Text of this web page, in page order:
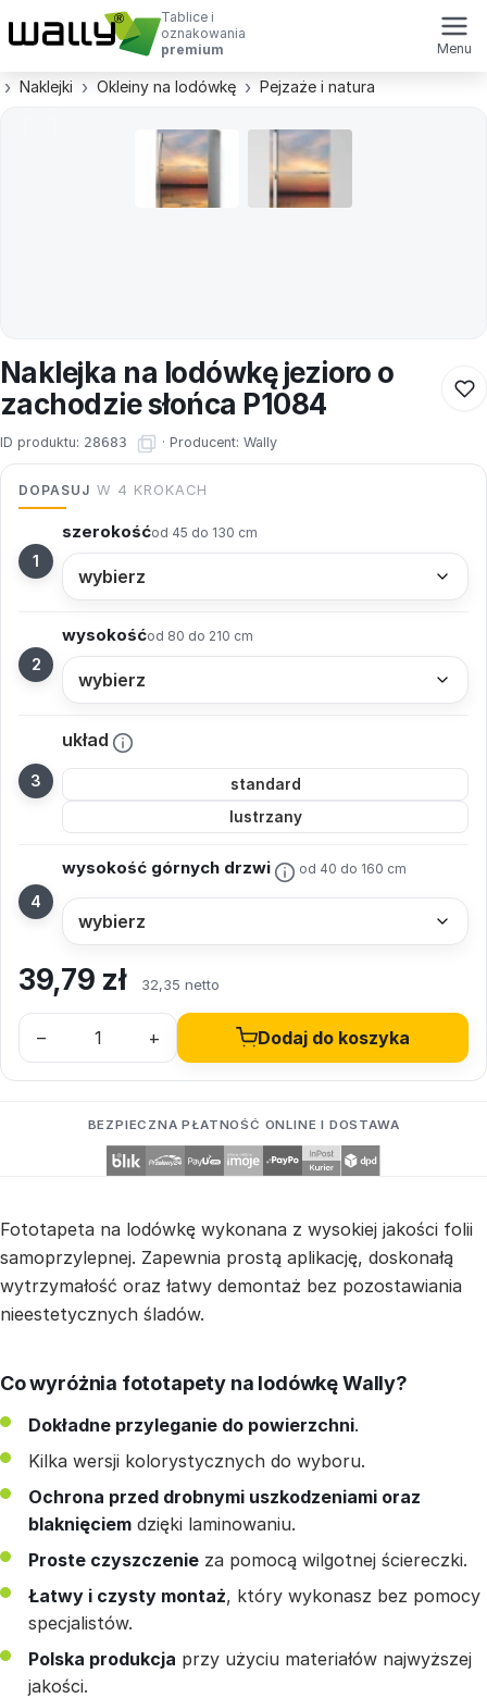
Tablice i
oznakowania
premium
Menu
Naklejki Okleiny na lodówkę Pejzaże i natura
Naklejka na lodówkę jezioro o
zachodzie słońca P1084
ID produktu: 28683 · Producent: Wally
DOPASUJ W 4 KROKACH
szerokośćod 45 do 130 cm
wysokośćod 80 do 210 cm
układ
standard
lustrzany
wysokość górnych drzwi od 40 do 160 cm
39,79 zł 32,35 netto
– + Dodaj do koszyka
BEZPIECZNA PŁATNOŚĆ ONLINE I DOSTAWA
Fototapeta na lodówkę wykonana z wysokiej jakości folii
samoprzylepnej. Zapewnia prostą aplikację, doskonałą
wytrzymałość oraz łatwy demontaż bez pozostawiania
nieestetycznych śladów.
Co wyróżnia fototapety na lodówkę Wally?
Dokładne przyleganie do powierzchni.
Kilka wersji kolorystycznych do wyboru.
Ochrona przed drobnymi uszkodzeniami oraz
blaknięciem dzięki laminowaniu.
Proste czyszczenie za pomocą wilgotnej ściereczki.
Łatwy i czysty montaż, który wykonasz bez pomocy
specjalistów.
Polska produkcja przy użyciu materiałów najwyższej
jakości.